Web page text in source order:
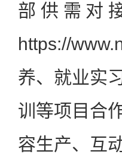
部供需对
https://
养、就业实
训等项目合
容生产、互